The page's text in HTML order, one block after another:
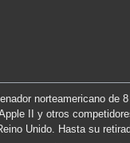
norteamericano
II y otros
Unido. Hasta su